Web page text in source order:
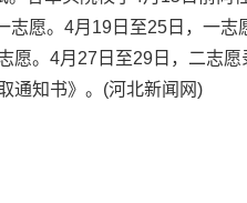
愿。4月19日至25日，一志
愿。4月27日至29日，二志
通知书》。(河北新闻网)